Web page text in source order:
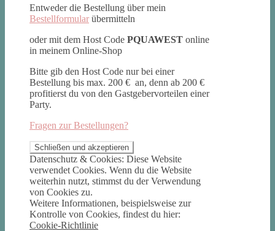
Entweder die Bestellung über mein
Bestellformular übermitteln
oder mit dem Host Code PQUAWEST online
in meinem Online-Shop
Bitte gib den Host Code nur bei einer
Bestellung bis max. 200 € an, denn ab 200 €
profitierst du von den Gastgebervorteilen einer
Party.
Fragen zur Bestellungen?
Datenschutz & Cookies: Diese Website
verwendet Cookies. Wenn du die Website
weiterhin nutzt, stimmst du der Verwendung
von Cookies zu.
Weitere Informationen, beispielsweise zur
Kontrolle von Cookies, findest du hier:
Cookie-Richtlinie